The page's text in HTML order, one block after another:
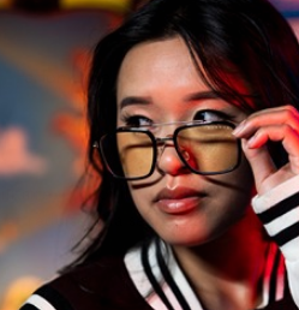
Perfomance Level
Disponible en couleurs
la sécheresse oculaire